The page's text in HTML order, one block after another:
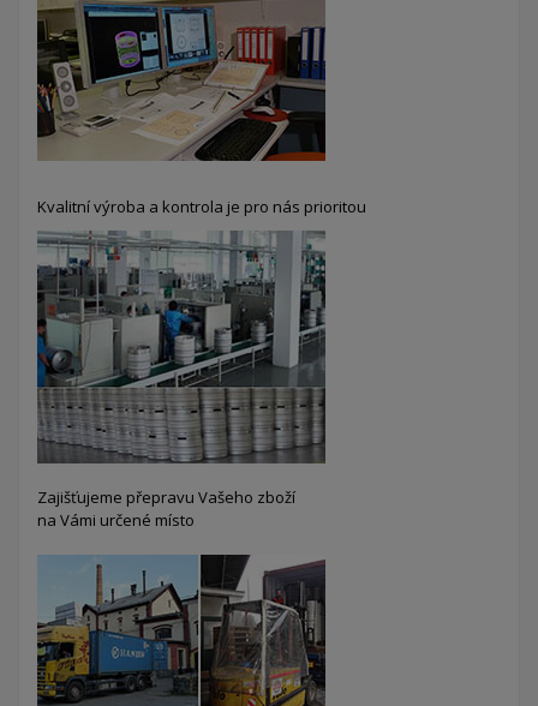
Kvalitní výroba a kontrola je pro nás prioritou
Zajišťujeme přepravu Vašeho zboží
na Vámi určené místo